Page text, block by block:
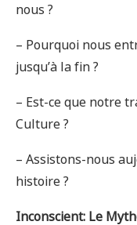
nous ?
– Pourquoi nous
jusqu’à la fin ?
– Est-ce que notre
Culture ?
– Assistons-nous
histoire ?
Inconscient: Le